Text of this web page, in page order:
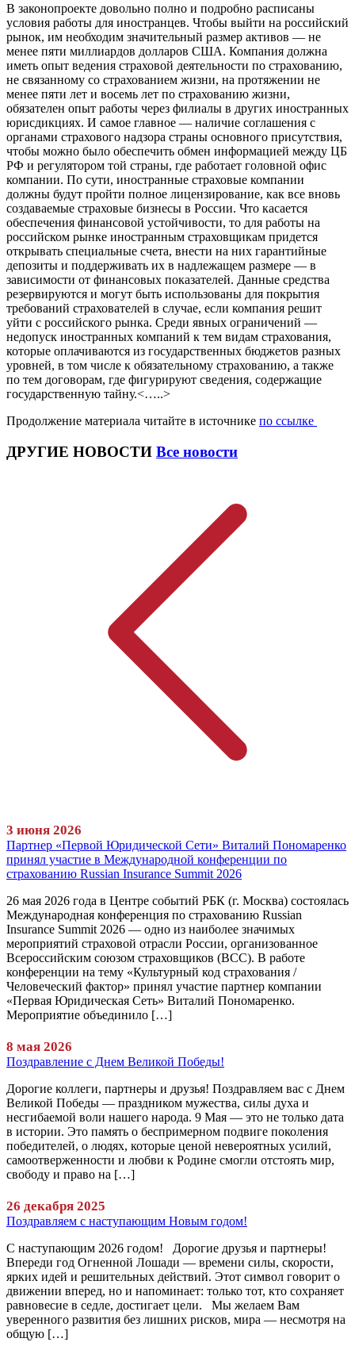
В законопроекте довольно полно и подробно расписаны
условия работы для иностранцев. Чтобы выйти на российский
рынок, им необходим значительный размер активов — не
менее пяти миллиардов долларов США. Компания должна
иметь опыт ведения страховой деятельности по страхованию,
не связанному со страхованием жизни, на протяжении не
менее пяти лет и восемь лет по страхованию жизни,
обязателен опыт работы через филиалы в других иностранных
юрисдикциях. И самое главное — наличие соглашения с
органами страхового надзора страны основного присутствия,
чтобы можно было обеспечить обмен информацией между ЦБ
РФ и регулятором той страны, где работает головной офис
компании. По сути, иностранные страховые компании
должны будут пройти полное лицензирование, как все вновь
создаваемые страховые бизнесы в России. Что касается
обеспечения финансовой устойчивости, то для работы на
российском рынке иностранным страховщикам придется
открывать специальные счета, внести на них гарантийные
депозиты и поддерживать их в надлежащем размере — в
зависимости от финансовых показателей. Данные средства
резервируются и могут быть использованы для покрытия
требований страхователей в случае, если компания решит
уйти с российского рынка. Среди явных ограничений —
недопуск иностранных компаний к тем видам страхования,
которые оплачиваются из государственных бюджетов разных
уровней, в том числе к обязательному страхованию, а также
по тем договорам, где фигурируют сведения, содержащие
государственную тайну.<…..>
Продолжение материала читайте в источнике по ссылке
ДРУГИЕ НОВОСТИ Все новости
3 июня 2026
Партнер «Первой Юридической Сети» Виталий Пономаренко
принял участие в Международной конференции по
страхованию Russian Insurance Summit 2026
26 мая 2026 года в Центре событий РБК (г. Москва) состоялась
Международная конференция по страхованию Russian
Insurance Summit 2026 — одно из наиболее значимых
мероприятий страховой отрасли России, организованное
Всероссийским союзом страховщиков (ВСС). В работе
конференции на тему «Культурный код страхования /
Человеческий фактор» принял участие партнер компании
«Первая Юридическая Сеть» Виталий Пономаренко.
Мероприятие объединило […]
8 мая 2026
Поздравление с Днем Великой Победы!
Дорогие коллеги, партнеры и друзья! Поздравляем вас с Днем
Великой Победы — праздником мужества, силы духа и
несгибаемой воли нашего народа. 9 Мая — это не только дата
в истории. Это память о беспримерном подвиге поколения
победителей, о людях, которые ценой невероятных усилий,
самоотверженности и любви к Родине смогли отстоять мир,
свободу и право на […]
26 декабря 2025
Поздравляем с наступающим Новым годом!
С наступающим 2026 годом! Дорогие друзья и партнеры!
Впереди год Огненной Лошади — времени силы, скорости,
ярких идей и решительных действий. Этот символ говорит о
движении вперед, но и напоминает: только тот, кто сохраняет
равновесие в седле, достигает цели. Мы желаем Вам
уверенного развития без лишних рисков, мира — несмотря на
общую […]